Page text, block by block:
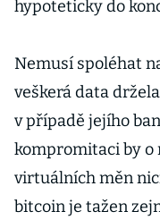
hypoteticky do
Nemusí spoléhat
veškerá data
v případě jejího
kompromitaci by
virtuálních měn
bitcoin je tažen